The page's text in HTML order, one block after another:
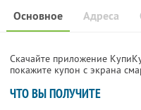
Основное Адреса
Скачайте приложение
покажите купон с экрана
ЧТО ВЫ ПОЛУЧИТЕ